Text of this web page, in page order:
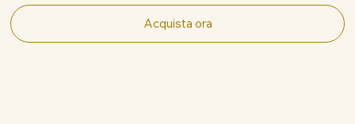
Acquista ora